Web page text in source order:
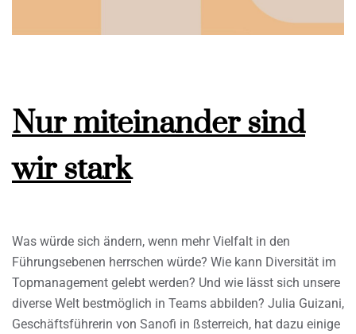
Nur miteinander sind
wir stark
Was würde sich ändern, wenn mehr Vielfalt in den
Führungsebenen herrschen würde? Wie kann Diversität im
Topmanagement gelebt werden? Und wie lässt sich unsere
diverse Welt bestmöglich in Teams abbilden? Julia Guizani,
Geschäftsführerin von Sanofi in ßsterreich, hat dazu einige